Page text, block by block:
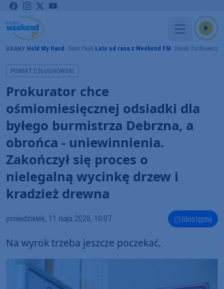
GRAMY Hold My Hand Sean Paul Lato od rana z Weekend FM Darek Żuchowicz
POWIAT CZŁUCHOWSKI
Prokurator chce
ośmiomiesięcznej odsiadki dla
byłego burmistrza Debrzna, a
obrońca - uniewinnienia.
Zakończył się proces o
nielegalną wycinkę drzew i
kradzież drewna
poniedziałek, 11 maja 2026, 10:07 Udostępnij
Na wyrok trzeba jeszcze poczekać.